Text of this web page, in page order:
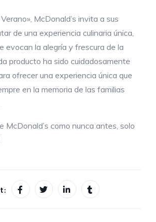
McDonald’s invita a sus
de una experiencia culinaria única,
evocan la alegría y frescura de la
producto ha sido cuidadosamente
ofrecer una experiencia única que
en la memoria de las familias
McDonald’s como nunca antes, solo